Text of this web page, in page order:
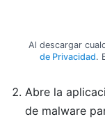
Al descargar
de Privacidad.
Abre la
de malware